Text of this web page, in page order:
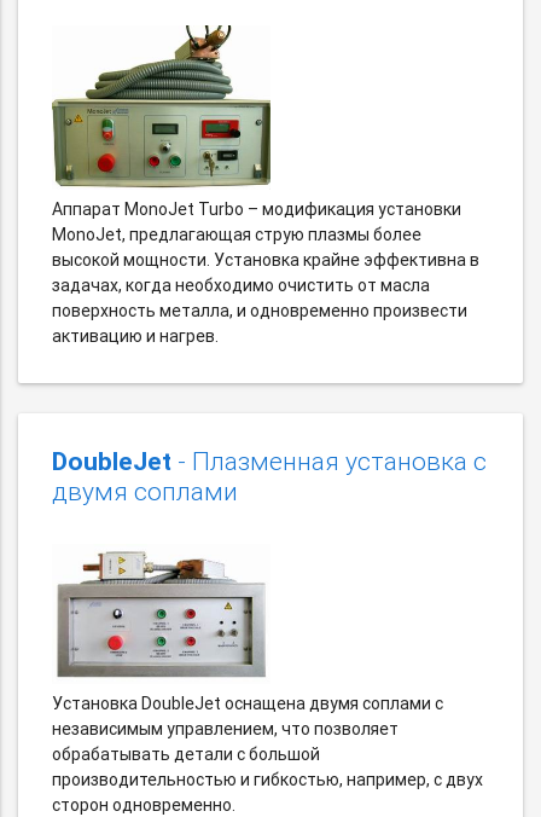
Аппарат MonoJet Turbo – модификация установки
MonoJet, предлагающая струю плазмы более
высокой мощности. Установка крайне эффективна в
задачах, когда необходимо очистить от масла
поверхность металла, и одновременно произвести
активацию и нагрев.
DoubleJet - Плазменная установка с
двумя соплами
Установка DoubleJet оснащена двумя соплами с
независимым управлением, что позволяет
обрабатывать детали с большой
производительностью и гибкостью, например, с двух
сторон одновременно.